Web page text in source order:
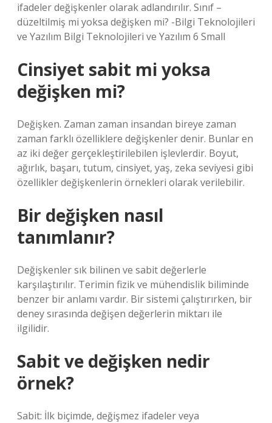
ifadeler değişkenler olarak adlandırılır. Sınıf –
düzeltilmiş mi yoksa değişken mi? -Bilgi Teknolojileri
ve Yazılım Bilgi Teknolojileri ve Yazılım 6 Small
Cinsiyet sabit mi yoksa
değişken mi?
Değişken. Zaman zaman insandan bireye zaman
zaman farklı özelliklere değişkenler denir. Bunlar en
az iki değer gerçekleştirilebilen işlevlerdir. Boyut,
ağırlık, başarı, tutum, cinsiyet, yaş, zeka seviyesi gibi
özellikler değişkenlerin örnekleri olarak verilebilir.
Bir değişken nasıl
tanımlanır?
Değişkenler sık ​​bilinen ve sabit değerlerle
karşılaştırılır. Terimin fizik ve mühendislik biliminde
benzer bir anlamı vardır. Bir sistemi çalıştırırken, bir
deney sırasında değişen değerlerin miktarı ile
ilgilidir.
Sabit ve değişken nedir
örnek?
Sabit: İlk biçimde, değişmez ifadeler veya